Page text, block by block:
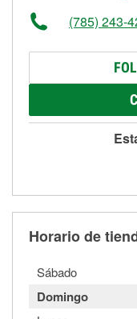
(785) 243-
Horario de
Sábado
Domingo